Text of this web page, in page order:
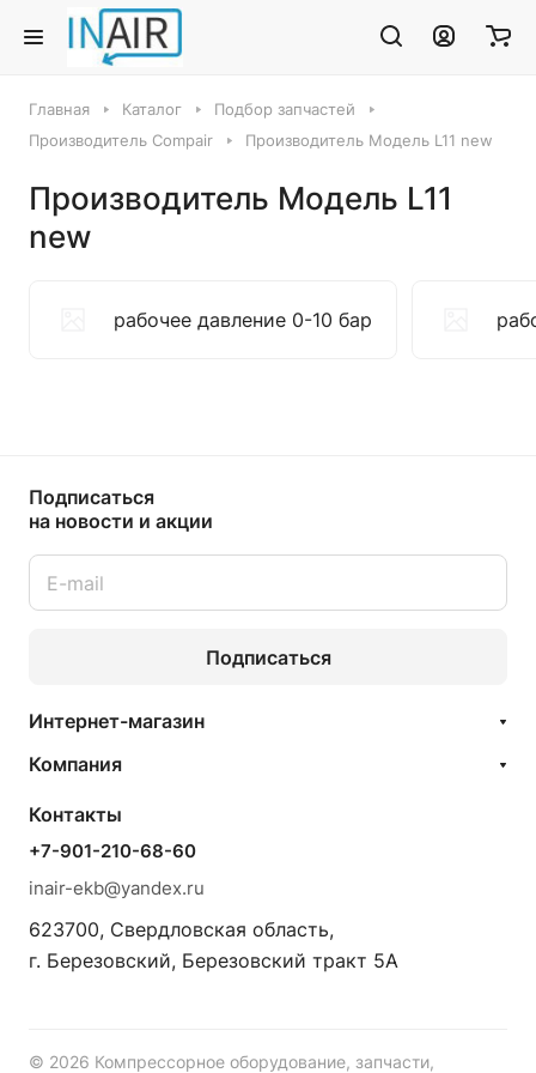
Главная Каталог
Подбор запчастей
Производитель Compair
Производитель Модель L11 new
Производитель Модель L11
new
рабочее давление 0-10 бар
Подписаться
на новости и акции
Подписаться
Интернет-магазин
Компания
Контакты
+7-901-210-68-60
inair-ekb@yandex.ru
623700, Свердловская область,
г. Березовский, Березовский тракт 5А
© 2026 Компрессорное оборудование, запчасти,